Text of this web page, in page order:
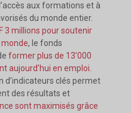
aux formations et à
du monde entier.
3 millions pour soutenir
, le fonds
former plus de 13’000
aujourd’hui en emploi.
d’indicateurs clés permet
des résultats et
sont maximisés grâce